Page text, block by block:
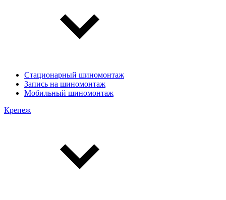
Стационарный шиномонтаж
Запись на шиномонтаж
Мобильный шиномонтаж
Крепеж